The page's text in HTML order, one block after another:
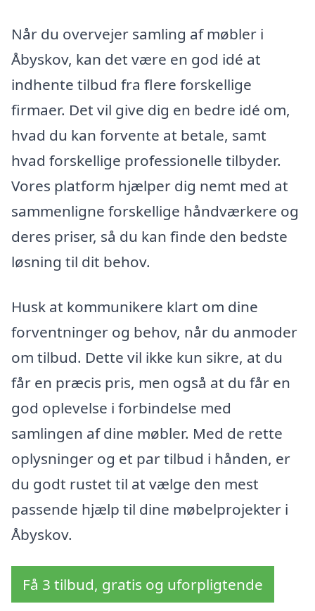
Når du overvejer samling af møbler i
Åbyskov, kan det være en god idé at
indhente tilbud fra flere forskellige
firmaer. Det vil give dig en bedre idé om,
hvad du kan forvente at betale, samt
hvad forskellige professionelle tilbyder.
Vores platform hjælper dig nemt med at
sammenligne forskellige håndværkere og
deres priser, så du kan finde den bedste
løsning til dit behov.
Husk at kommunikere klart om dine
forventninger og behov, når du anmoder
om tilbud. Dette vil ikke kun sikre, at du
får en præcis pris, men også at du får en
god oplevelse i forbindelse med
samlingen af dine møbler. Med de rette
oplysninger og et par tilbud i hånden, er
du godt rustet til at vælge den mest
passende hjælp til dine møbelprojekter i
Åbyskov.
Få 3 tilbud, gratis og uforpligtende